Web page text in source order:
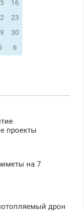
16
23
30
6
проекты
на 7
дрон